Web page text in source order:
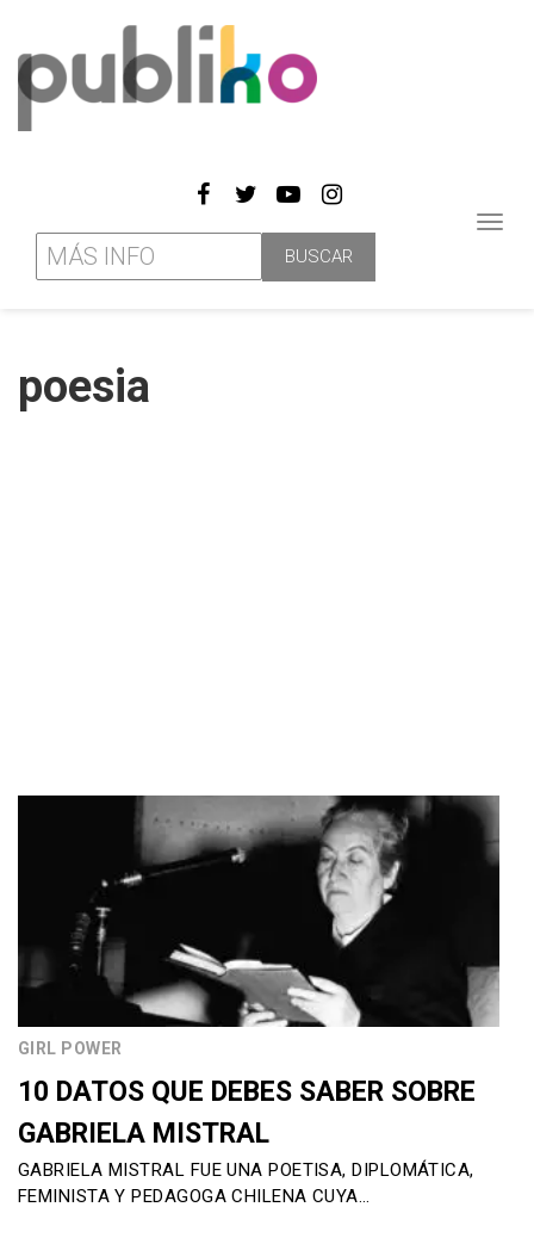
poesia
GIRL POWER
10 DATOS QUE DEBES SABER SOBRE
GABRIELA MISTRAL
GABRIELA MISTRAL FUE UNA POETISA, DIPLOMÁTICA,
FEMINISTA Y PEDAGOGA CHILENA CUYA…